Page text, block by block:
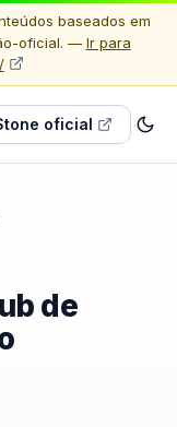
baseados em
oficial. — Ir para
oficial
de